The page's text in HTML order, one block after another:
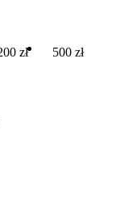
zł 500 zł